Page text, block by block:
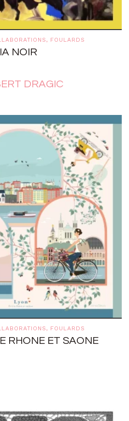
, FOULARDS
NOIR
DRAGIC
, FOULARDS
RHONE ET SAONE